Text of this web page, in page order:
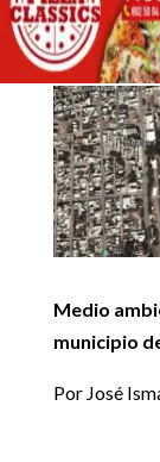
 Inicio 5
Medio
Matehuala
Artículos
Medio
municipio
Por José